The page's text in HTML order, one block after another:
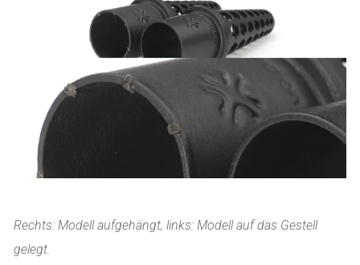
Rechts: Modell aufgehängt, links: Modell auf das Gestell
gelegt.